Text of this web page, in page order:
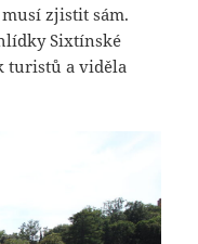
zjistit sám.
Sixtínské
turistů a viděla